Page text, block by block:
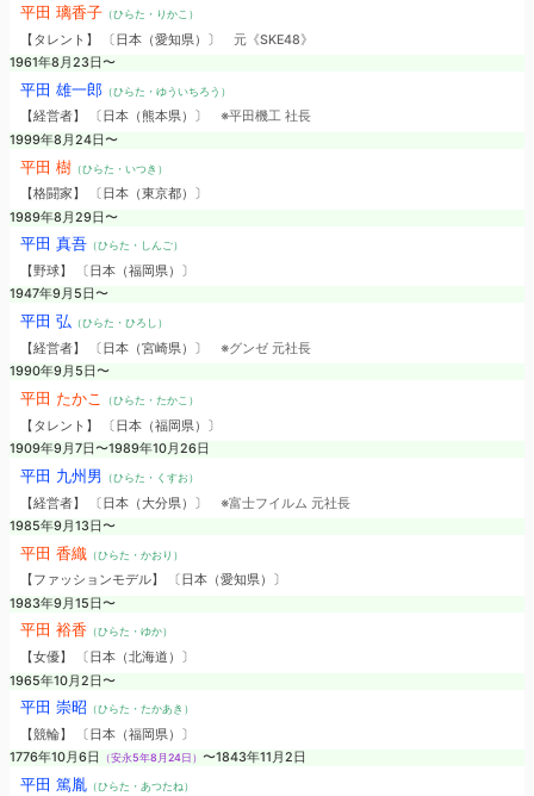
平田 璃香子（ひらた・りかこ）
【タレント】 〔日本（愛知県）〕 元《SKE48》
1961年8月23日〜
平田 雄一郎（ひらた・ゆういちろう）
【経営者】 〔日本（熊本県）〕 ※平田機工 社長
1999年8月24日〜
平田 樹（ひらた・いつき）
【格闘家】 〔日本（東京都）〕
1989年8月29日〜
平田 真吾（ひらた・しんご）
【野球】 〔日本（福岡県）〕
1947年9月5日〜
平田 弘 （ひらた・ひろし）
【経営者】 〔日本（宮崎県）〕 ※グンゼ 元社長
1990年9月5日〜
平田 たかこ （ひらた・たかこ）
【タレント】 〔日本（福岡県）〕
1909年9月7日〜1989年10月26日
平田 九州男 （ひらた・くすお）
【経営者】 〔日本（大分県）〕 ※富士フイルム 元社長
1985年9月13日〜
平田 香織（ひらた・かおり）
【ファッションモデル】 〔日本（愛知県）〕
1983年9月15日〜
平田 裕香 （ひらた・ゆか）
【女優】 〔日本（北海道）〕
1965年10月2日〜
平田 崇昭 （ひらた・たかあき）
【競輪】 〔日本（福岡県）〕
1776年10月6日
（安永5年8月24日） 〜1843年11月2日
平田 篤胤（ひらた・あつたね）